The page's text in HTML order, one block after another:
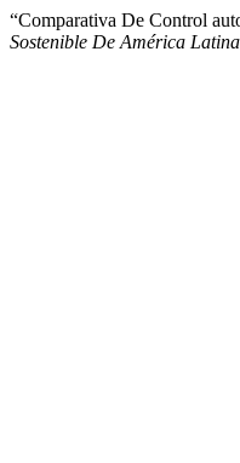
“Comparativa De Control
Sostenible De América Latina